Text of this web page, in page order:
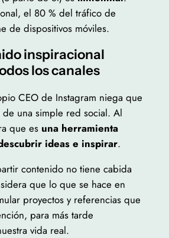
el 80 % del tráfico de
de dispositivos móviles.
inspiracional
los canales
CEO de Instagram niega que
de una simple red social. Al
que es una herramienta
ideas e inspirar.
contenido no tiene cabida
que lo que se hace en
proyectos y referencias que
para más tarde
vida real.